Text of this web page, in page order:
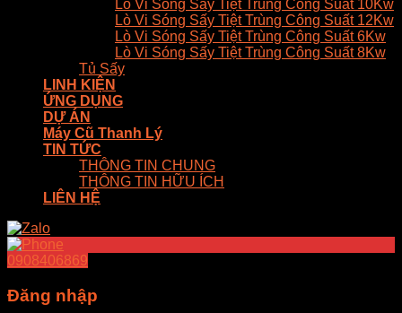
Lò Vi Sóng Sấy Tiệt Trùng Công Suất 10Kw
Lò Vi Sóng Sấy Tiệt Trùng Công Suất 12Kw
Lò Vi Sóng Sấy Tiệt Trùng Công Suất 6Kw
Lò Vi Sóng Sấy Tiệt Trùng Công Suất 8Kw
Tủ Sấy
LINH KIỆN
ỨNG DỤNG
DỰ ÁN
Máy Cũ Thanh Lý
TIN TỨC
THÔNG TIN CHUNG
THÔNG TIN HỮU ÍCH
LIÊN HỆ
0908406869
Đăng nhập